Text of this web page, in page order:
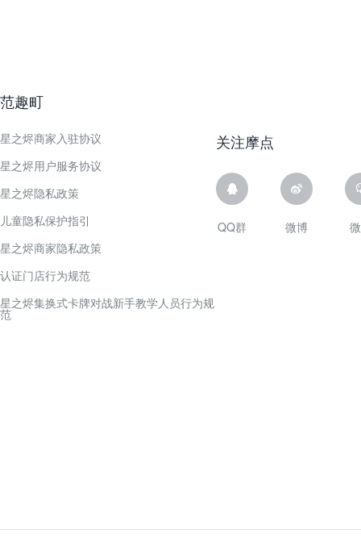
范趣町
星之烬商家入驻协议
星之烬用户服务协议
星之烬隐私政策
儿童隐私保护指引
星之烬商家隐私政策
认证门店行为规范
星之烬集换式卡牌对战新手教学人员行为规
范
关注摩点
QQ群 微博